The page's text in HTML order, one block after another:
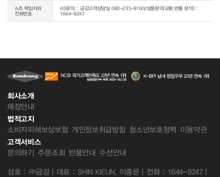
A/S 책임자와
전화번호
AS문의 : 금강고객상담실 080-233-8100/상품문의(교환,반품 문의) :
1644-9247
회사소개
매장안내
법적고지
소비자피해보상보험 개인정보취급방침 청소년보호정책 이용약관
고객서비스
문의하기 주문조회 반품안내 수선안내
상호 : ㈜금강 | 대표 : SHIN KIEUN, 이종문 | 전화 : 1644-9247 |